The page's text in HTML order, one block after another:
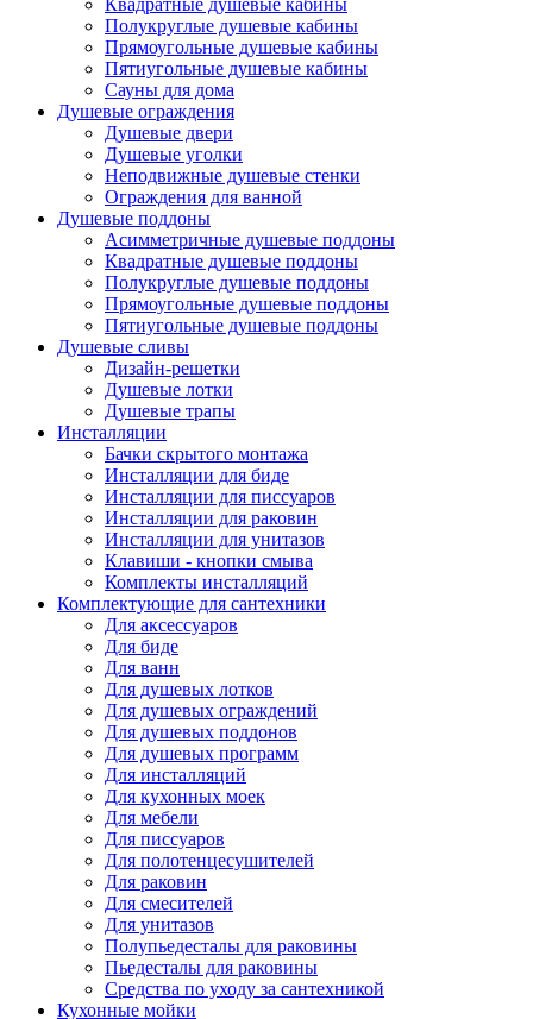
Квадратные душевые кабины
Полукруглые душевые кабины
Прямоугольные душевые кабины
Пятиугольные душевые кабины
Сауны для дома
Душевые ограждения
Душевые двери
Душевые уголки
Неподвижные душевые стенки
Ограждения для ванной
Душевые поддоны
Асимметричные душевые поддоны
Квадратные душевые поддоны
Полукруглые душевые поддоны
Прямоугольные душевые поддоны
Пятиугольные душевые поддоны
Душевые сливы
Дизайн-решетки
Душевые лотки
Душевые трапы
Инсталляции
Бачки скрытого монтажа
Инсталляции для биде
Инсталляции для писсуаров
Инсталляции для раковин
Инсталляции для унитазов
Клавиши - кнопки смыва
Комплекты инсталляций
Комплектующие для сантехники
Для аксессуаров
Для биде
Для ванн
Для душевых лотков
Для душевых ограждений
Для душевых поддонов
Для душевых программ
Для инсталляций
Для кухонных моек
Для мебели
Для писсуаров
Для полотенцесушителей
Для раковин
Для смесителей
Для унитазов
Полупьедесталы для раковины
Пьедесталы для раковины
Средства по уходу за сантехникой
Кухонные мойки